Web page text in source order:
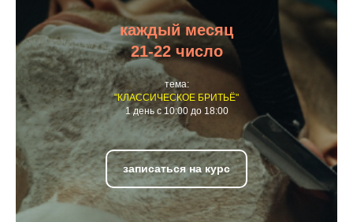
каждый месяц
21-22 число
тема:
"КЛАССИЧЕСКОЕ БРИТЬЁ"
1 день с 10:00 до 18:00
записаться на курс